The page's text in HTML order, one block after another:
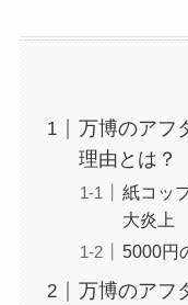
万博のアフ
理由とは？
紙コッ
大炎上
5000円
万博のアフ